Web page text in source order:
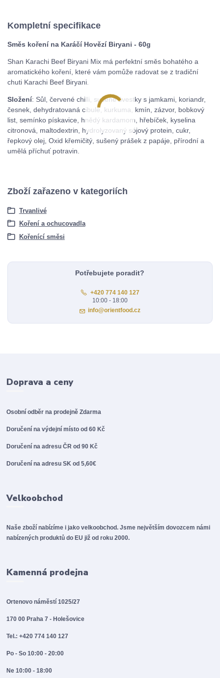
Kompletní specifikace
Směs koření na Karáčí Hovězí Biryani - 60g
Shan Karachi Beef Biryani Mix má perfektní směs bohatého a
aromatického koření, které vám pomůže radovat se z tradiční
chuti Karachi Beef Biryani.
Složení: Sůl, červené chilli, sušené švestky s jamkami, koriandr,
česnek, dehydratovaná cibule, kurkuma, kmín, zázvor, bobkový
list, semínko pískavice, hnědý kardamom, hřebíček, kyselina
citronová, maltodextrin, hydrolyzovaný sójový protein, cukr,
řepkový olej, Oxid křemičitý, sušený prášek z papáje, přírodní a
umělá příchuť potravin.
Zboží zařazeno v kategoriích
Trvanlivé
Koření a ochucovadla
Kořenící směsi
Potřebujete poradit?
+420 774 140 127
10:00 - 18:00
info@orientfood.cz
Doprava a ceny
Osobní odběr na prodejněZdarma
Doručení na výdejní místo od 60 Kč
Doručení na adresu ČR od 90 Kč
Doručení na adresu SK od 5,60€
Velkoobchod
Naše zboží nabízíme i jako velkoobchod. Jsme největším dovozcem námi
nabízených produktů do EU již od roku 2000.
Kamenná prodejna
Ortenovo náměstí 1025/27
170 00 Praha 7 - Holešovice
Tel.: +420 774 140 127
Po - So 10:00 - 20:00
Ne 10:00 - 18:00